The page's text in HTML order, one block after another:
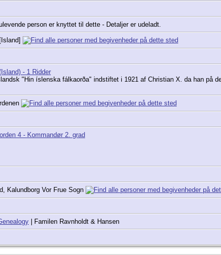
person er knyttet til dette - Detaljer er udeladt.
- 1 Ridder
"Hin íslenska fálkaorða" indstiftet i 1921 af Christian X. da han på
4 - Kommandør 2. grad
Kalundborg Vor Frue Sogn
| Familen Ravnholdt & Hansen